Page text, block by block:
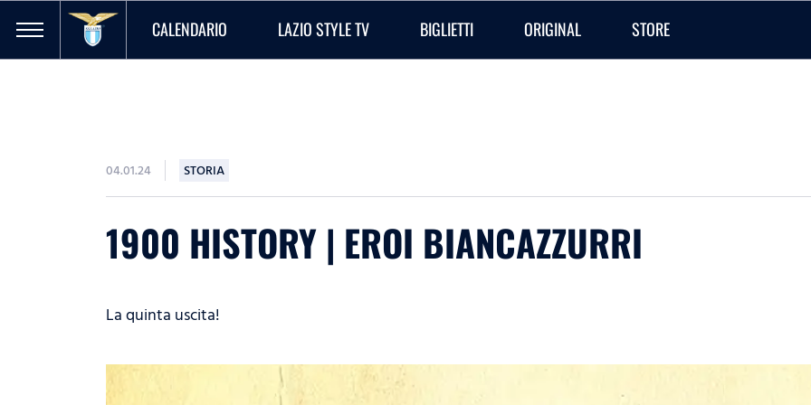
CALENDARIO LAZIO STYLE TV BIGLIETTI ORIGINAL STORE
04.01.24 STORIA
1900 HISTORY | EROI BIANCAZZURRI
La quinta uscita!